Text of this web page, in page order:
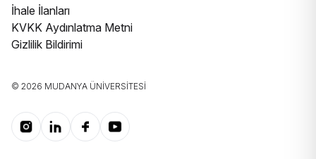
İhale İlanları
KVKK Aydınlatma Metni
Gizlilik Bildirimi
© 2026 MUDANYA ÜNIVERSITESI